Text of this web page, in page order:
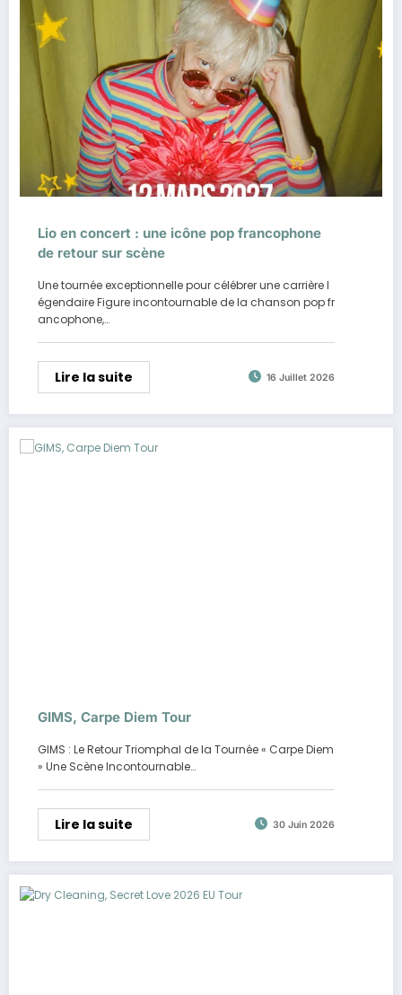
Lio en concert : une icône pop francophone
de retour sur scène
Une tournée exceptionnelle pour célébrer une carrière l
égendaire Figure incontournable de la chanson pop fr
ancophone,…
Lire la suite 16 Juillet 2026
GIMS, Carpe Diem Tour
GIMS : Le Retour Triomphal de la Tournée « Carpe Diem
» Une Scène Incontournable…
Lire la suite 30 Juin 2026